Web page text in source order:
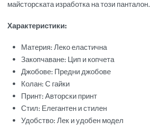
майсторската изработка на този панталон.
Характеристики:
Материя: Леко еластична
Закопчаване: Цип и копчета
Джобове: Предни джобове
Колан: С гайки
Принт: Авторски принт
Стил: Елегантен и стилен
Удобство: Лек и удобен модел